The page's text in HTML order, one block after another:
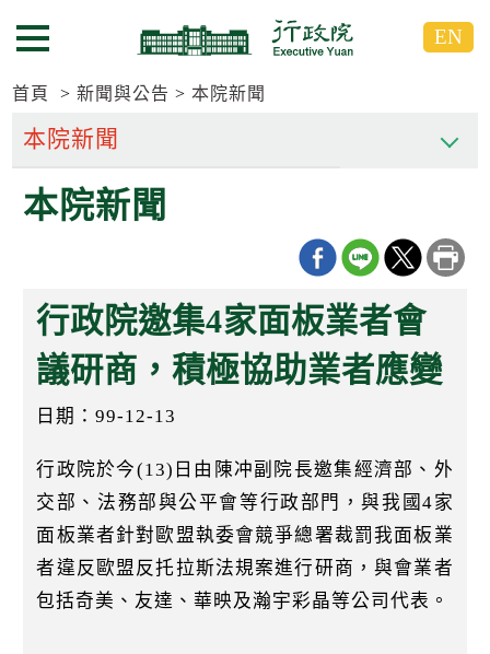
到
要
區
到
要
區
選單按鈕 EN
首頁 新聞與公告 本院新聞
本院新聞
行政院邀集4家面板業者會
議研商，積極協助業者應變
日期：99-12-13
行政院於今(13)日由陳冲副院長邀集經濟部、外
交部、法務部與公平會等行政部門，與我國4家
面板業者針對歐盟執委會競爭總署裁罰我面板業
者違反歐盟反托拉斯法規案進行研商，與會業者
包括奇美、友達、華映及瀚宇彩晶等公司代表。